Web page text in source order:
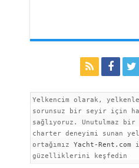
Yelkencim olarak,
sorunsuz bir seyir için
sağlıyoruz. Unutulmaz
charter deneyimi sunan
ortağımız Yacht-Rent.com
güzelliklerini keşfedin